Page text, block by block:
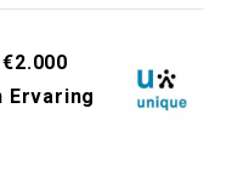
Ervaring